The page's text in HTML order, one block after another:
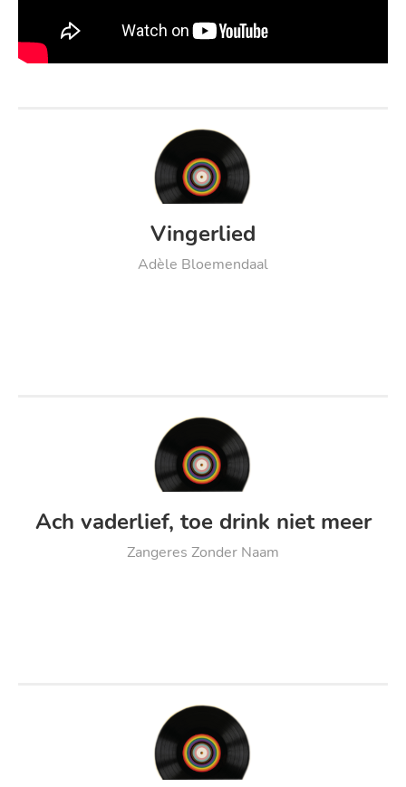
Vingerlied
Adèle Bloemendaal
Ach vaderlief, toe drink niet meer
Zangeres Zonder Naam